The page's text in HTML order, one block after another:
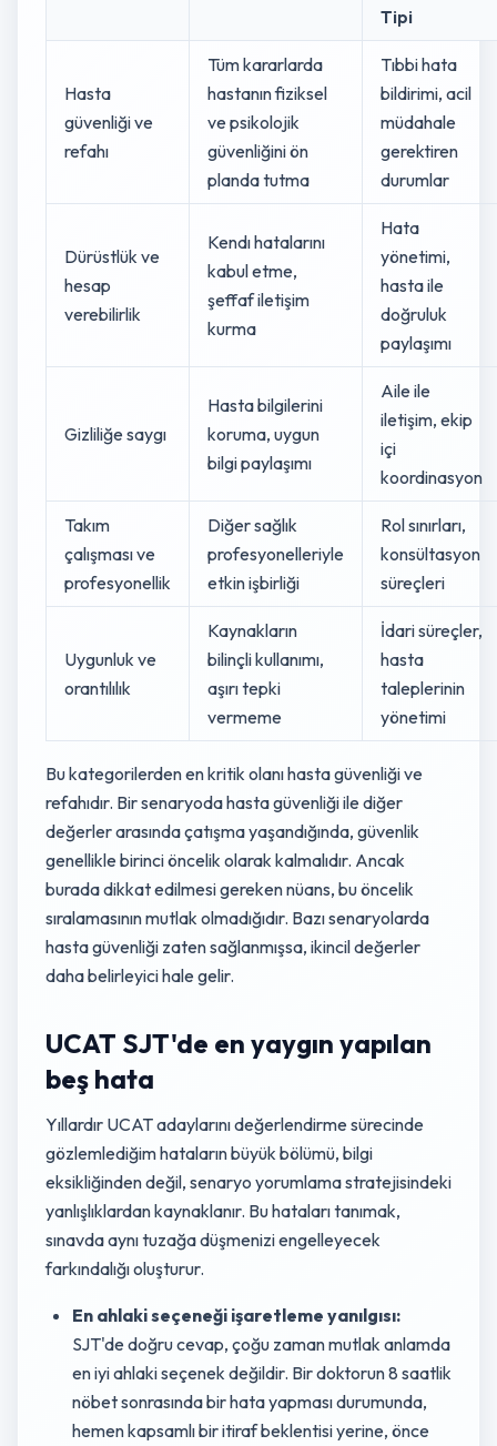
Tipi
Hasta
güvenliği ve
refahı
Tüm kararlarda
hastanın fiziksel
ve psikolojik
güvenliğini ön
planda tutma
Tıbbi hata
bildirimi, acil
müdahale
gerektiren
durumlar
Dürüstlük ve
hesap
verebilirlik
Kendı hatalarını
kabul etme,
şeffaf iletişim
kurma
Hata
yönetimi,
hasta ile
doğruluk
paylaşımı
Gizliliğe saygı
Hasta bilgilerini
koruma, uygun
bilgi paylaşımı
Aile ile
iletişim, ekip
içi
koordinasyon
Takım
çalışması ve
profesyonellik
Diğer sağlık
profesyonelleriyle
etkin işbirliği
Rol sınırları,
konsültasyon
süreçleri
Uygunluk ve
orantılılık
Kaynakların
bilinçli kullanımı,
aşırı tepki
vermeme
İdari süreçler,
hasta
taleplerinin
yönetimi
Bu kategorilerden en kritik olanı hasta güvenliği ve
refahıdır. Bir senaryoda hasta güvenliği ile diğer
değerler arasında çatışma yaşandığında, güvenlik
genellikle birinci öncelik olarak kalmalıdır. Ancak
burada dikkat edilmesi gereken nüans, bu öncelik
sıralamasının mutlak olmadığıdır. Bazı senaryolarda
hasta güvenliği zaten sağlanmışsa, ikincil değerler
daha belirleyici hale gelir.
UCAT SJT'de en yaygın yapılan
beş hata
Yıllardır UCAT adaylarını değerlendirme sürecinde
gözlemlediğim hataların büyük bölümü, bilgi
eksikliğinden değil, senaryo yorumlama stratejisindeki
yanlışlıklardan kaynaklanır. Bu hataları tanımak,
sınavda aynı tuzağa düşmenizi engelleyecek
farkındalığı oluşturur.
En ahlaki seçeneği işaretleme yanılgısı:
SJT'de doğru cevap, çoğu zaman mutlak anlamda
en iyi ahlaki seçenek değildir. Bir doktorun 8 saatlik
nöbet sonrasında bir hata yapması durumunda,
hemen kapsamlı bir itiraf beklentisi yerine, önce